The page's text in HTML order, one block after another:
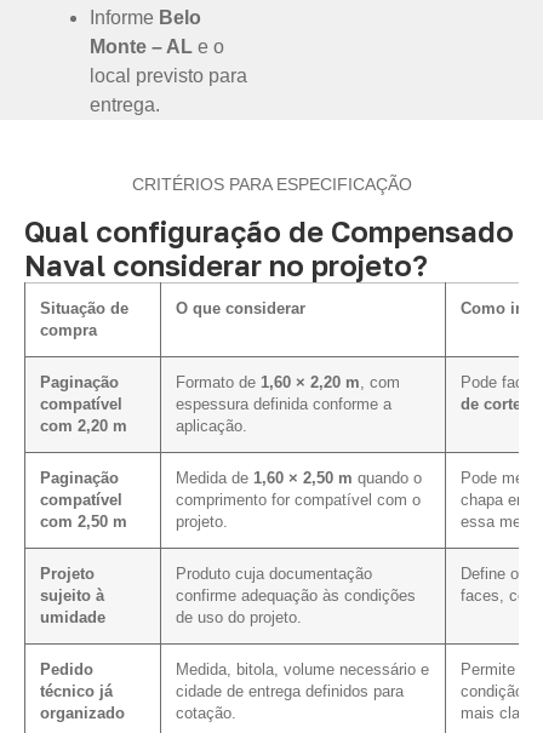
Informe Belo
Monte – AL e o
local previsto para
entrega.
CRITÉRIOS PARA ESPECIFICAÇÃO
Qual configuração de Compensado
Naval considerar no projeto?
Situação de
compra
O que considerar Como
Paginação
compatível
com 2,20 m
Formato de 1,60 × 2,20 m , com
espessura definida conforme a
aplicação.
Pode
de corte e
Paginação
compatível
com 2,50 m
Medida de 1,60 × 2,50 m quando o
comprimento for compatível com o
projeto.
Pode
chapa em
essa
Projeto
sujeito à
umidade
Produto cuja documentação
confirme adequação às condições
de uso do projeto.
Define os
faces,
Pedido
técnico já
organizado
Medida, bitola, volume necessário e
cidade de entrega definidos para
cotação.
Permite
condição
mais